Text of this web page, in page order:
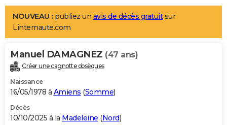
LIFESTYLE
Art de vivre
Bien-être
Loisirs
Mode
Modes de vie
Alimentation
Guide de la santé
Maladies
Médicaments
Sommeil
VOYAGE
Destinations
City break
Voyage nature
Voyage de noces
Forum
Climat
+PHOTO
GUIDES D'ACHAT
BONS PLANS
NOUVEAU : publiez un avis de décès gratuitsur
Linternaute.com
Manuel DAMAGNEZ (47 ans)
Créer une cagnotte obsèques
Naissance
16/05/1978 à Amiens (Somme)
Décès
10/10/2025 à la Madeleine (Nord)